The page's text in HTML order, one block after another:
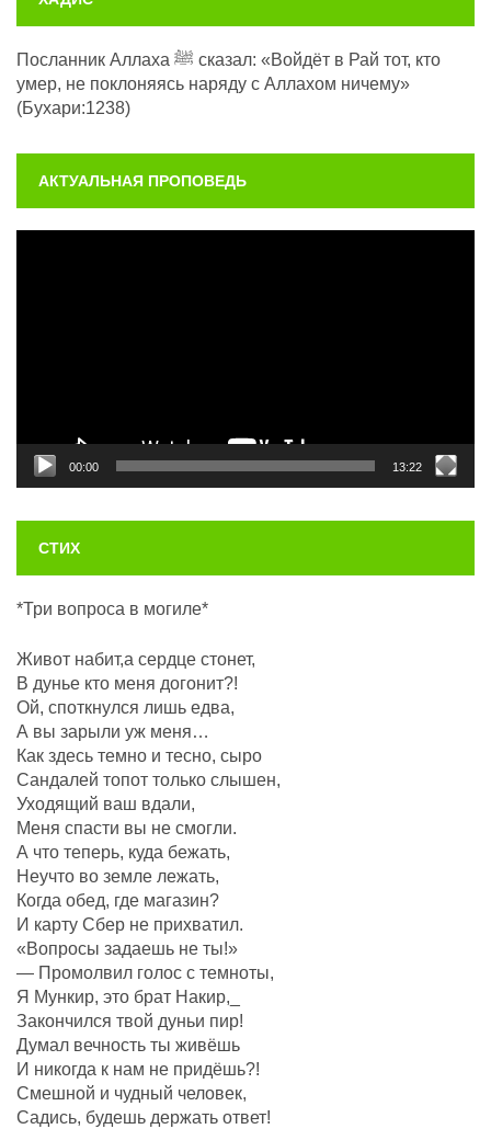
Посланник Аллаха ﷺ сказал: «Войдёт в Рай тот, кто
умер, не поклоняясь наряду с Аллахом ничему»
(Бухари:1238)
АКТУАЛЬНАЯ ПРОПОВЕДЬ
00:00 13:22
СТИХ
*Три вопроса в могиле*
Живот набит,а сердце стонет,
В дунье кто меня догонит?!
Ой, споткнулся лишь едва,
А вы зарыли уж меня…
Как здесь темно и тесно, сыро
Сандалей топот только слышен,
Уходящий ваш вдали,
Меня спасти вы не смогли.
А что теперь, куда бежать,
Неучто во земле лежать,
Когда обед, где магазин?
И карту Сбер не прихватил.
«Вопросы задаешь не ты!»
— Промолвил голос с темноты,
Я Мункир, это брат Накир,_
Закончился твой дуньи пир!
Думал вечность ты живёшь
И никогда к нам не придёшь?!
Смешной и чудный человек,
Садись, будешь держать ответ!